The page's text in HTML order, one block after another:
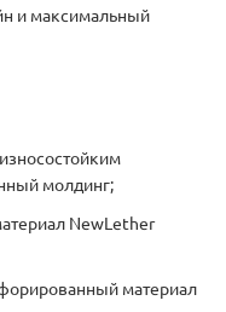
и максимальный
молдинг;
NewLether
материал